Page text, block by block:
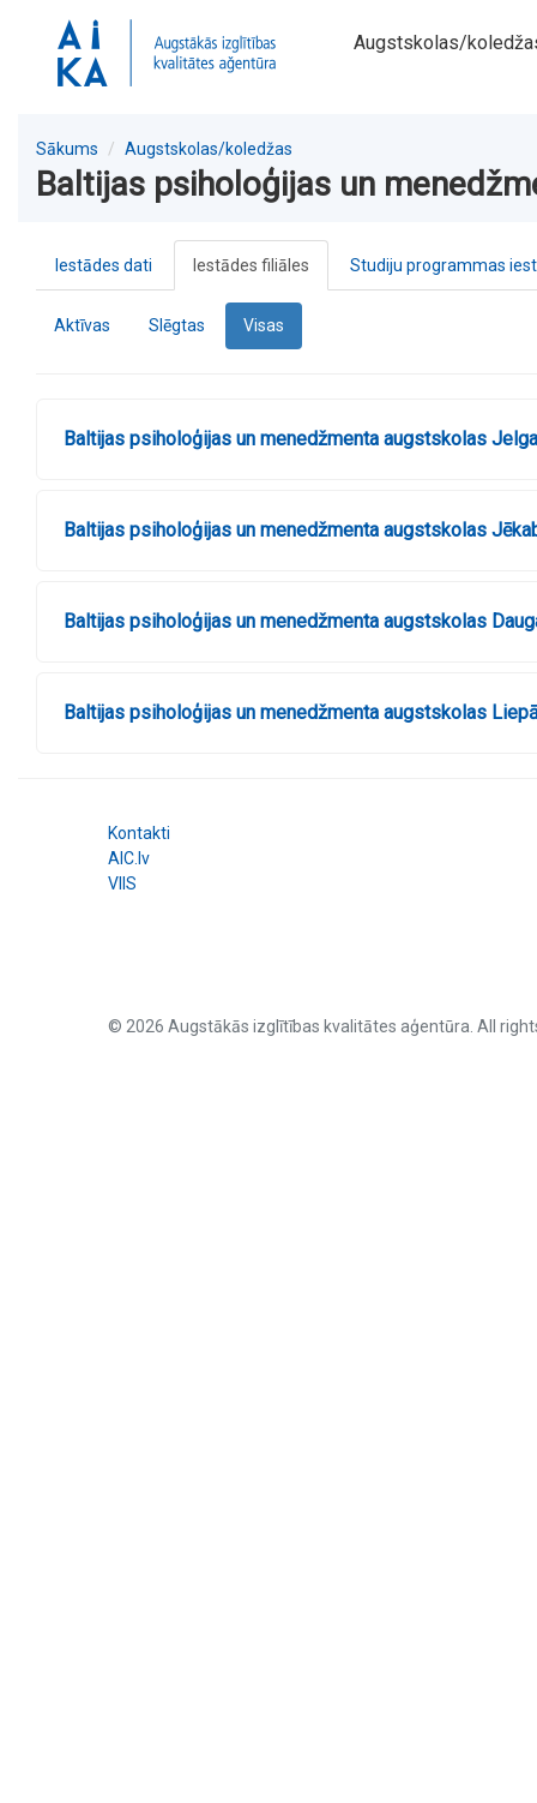
Augstskolas/
Sākums Augstskolas/koledžas
Baltijas psiholoģijas un
Iestādes dati Iestādes filiāles Studiju programmas
Aktīvas Slēgtas Visas
Baltijas psiholoģijas un menedžmenta augstskolas
Baltijas psiholoģijas un menedžmenta augstskolas
Baltijas psiholoģijas un menedžmenta augstskolas
Baltijas psiholoģijas un menedžmenta augstskolas
Kontakti
AIC.lv
VIIS
© 2026 Augstākās izglītības kvalitātes aģentūra. All